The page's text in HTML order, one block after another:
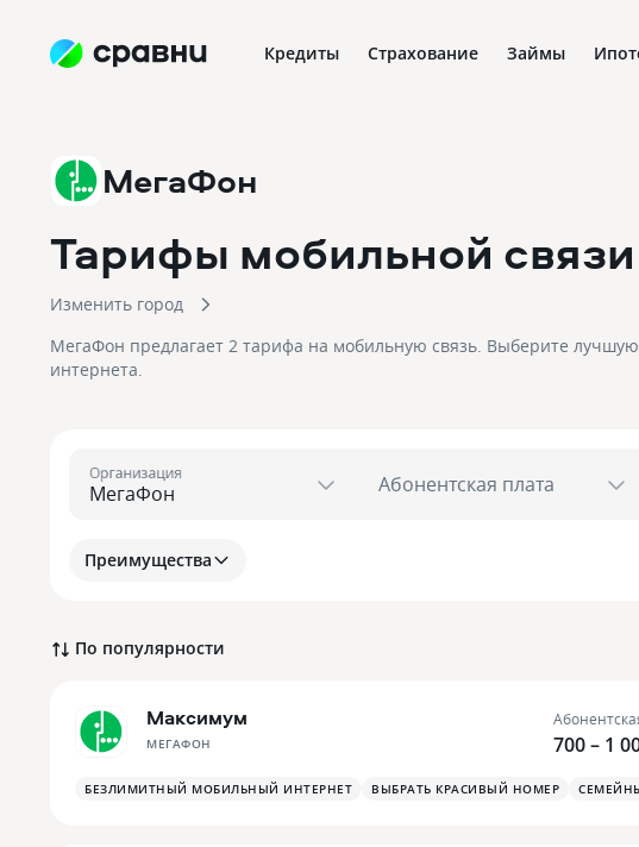
Кредиты Страхование Займы
МегаФон
Тарифы мобильной
Изменить город
МегаФон предлагает 2 тарифа на мобильную связь. Выберите
интернета.
Организация Абонентская плата
Преимущества
По популярности
Максимум
МЕГАФОН 700 – 1
БЕЗЛИМИТНЫЙ МОБИЛЬНЫЙ ИНТЕРНЕТ ВЫБРАТЬ КРАСИВЫЙ НОМЕР